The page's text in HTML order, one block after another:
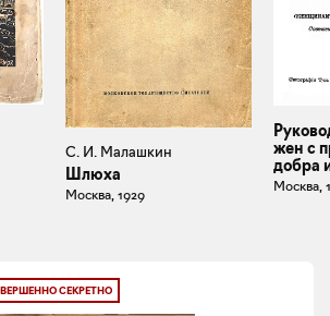
С. И. Малашкин
Шлюха
Москва, 1929
жен с
добра
Москва,
СЕКРЕТНО